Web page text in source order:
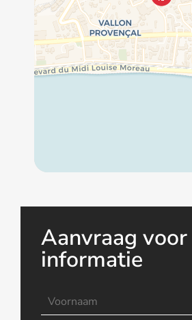
Aanvraag
informatie